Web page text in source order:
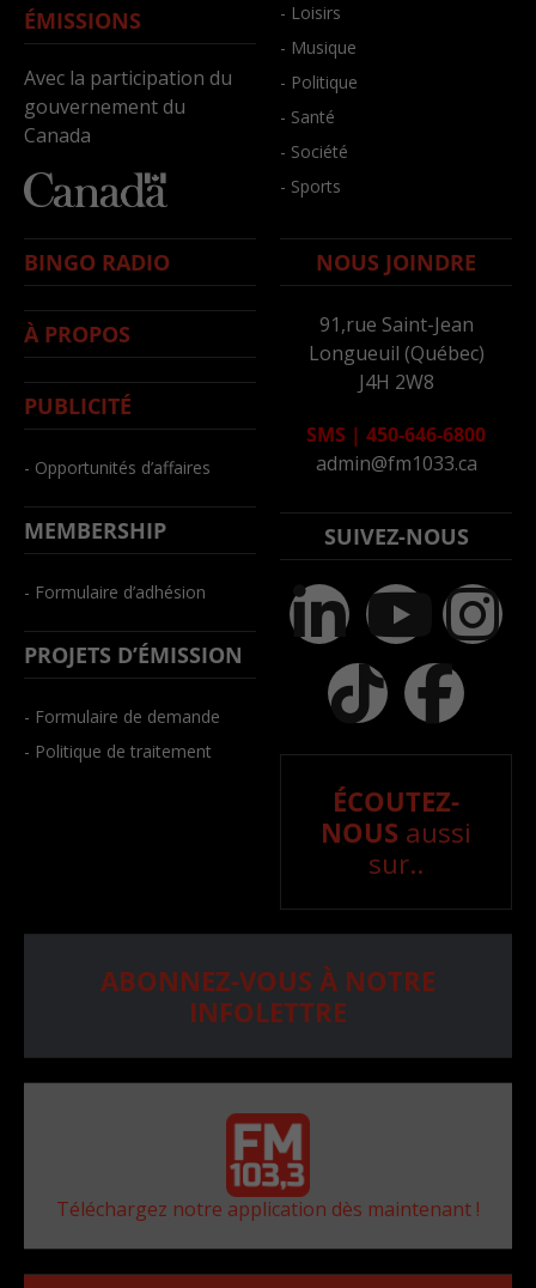
ÉMISSIONS
Avec la participation du
gouvernement du
Canada
- Loisirs
- Musique
- Politique
- Santé
- Société
- Sports
BINGO RADIO
À PROPOS
PUBLICITÉ
- Opportunités d’affaires
MEMBERSHIP
- Formulaire d’adhésion
PROJETS D’ÉMISSION
- Formulaire de demande
- Politique de traitement
NOUS JOINDRE
91,rue Saint-Jean
Longueuil (Québec)
J4H 2W8
SMS | 450-646-6800
admin@fm1033.ca
SUIVEZ-NOUS
ÉCOUTEZ-
NOUS aussi
sur..
ABONNEZ-VOUS À NOTRE
INFOLETTRE
Téléchargez notre application dès maintenant !